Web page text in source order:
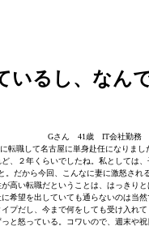
いるし、な
Gさん 41歳 IT会社勤務
転職して名古屋に単身赴任になりま
、２年くらいでしたね。私としては
。だから今回、こんなに妻に激怒され
高い転職だということは、はっきり
希望を出していても通らないのは当
プだし、今まで何をしても受け入れ
と怒っている。コワいので、週末や